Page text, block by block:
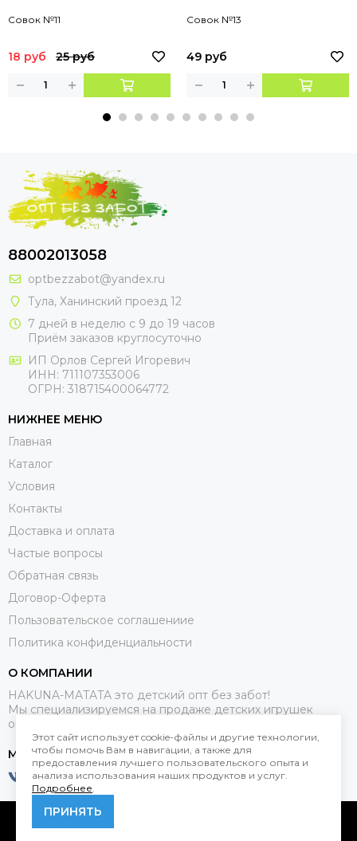
Совок №11
18 руб 25 руб
Совок №13
49 руб
88002013058
optbezzabot@yandex.ru
Тула, Ханинский проезд 12
7 дней в неделю с 9 до 19 часов
Приём заказов круглосуточно
ИП Орлов Сергей Игоревич
ИНН: 711107353006
ОГРН: 318715400064772
НИЖНЕЕ МЕНЮ
Главная
Каталог
Условия
Контакты
Доставка и оплата
Частые вопросы
Обратная связь
Договор-Оферта
Пользовательское соглашениие
Политика конфиденциальности
О КОМПАНИИ
HAKUNA-MATATA это детский опт без забот!
Мы специализируемся на продаже детских игрушек
оптом.
МЕССЕНДЖЕРЫ
Этот сайт использует cookie-файлы и другие технологии,
чтобы помочь Вам в навигации, а также для
предоставления лучшего пользовательского опыта и
анализа использования наших продуктов и услуг.
Подробнее.
ПРИНЯТЬ